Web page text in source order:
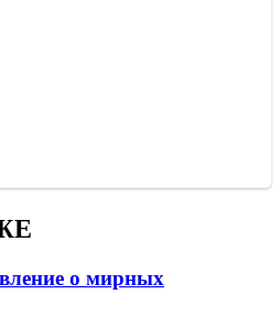
о мирных